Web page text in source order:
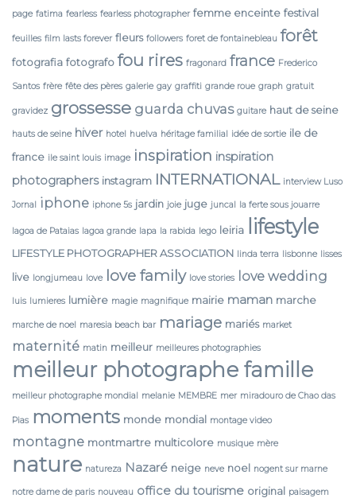
page fatima fearless fearless photographer femme enceinte festival
feuilles film lasts forever fleurs followers foret de fontainebleau forêt
fotografia fotografo fou rires fragonard france Frederico
Santos frère fête des pères galerie gay graffiti grande roue graph gratuit
gravidez grossesse guarda chuvas guitare haut de seine
hauts de seine hiver hotel huelva héritage familial idée de sortie ile de
france ile saint louis image inspiration inspiration
photographers instagram INTERNATIONAL interview Luso
Jornal iphone iphone 5s jardin joie juge juncal la ferte sous jouarre
lagoa de Pataias lagoa grande lapa la rabida lego leiria lifestyle
LIFESTYLE PHOTOGRAPHER ASSOCIATION linda terra lisbonne lisses
live longjumeau love love family love stories love wedding
luis lumieres lumière magie magnifique mairie maman marche
marche de noel maresia beach bar mariage mariés market
maternité matin meilleur meilleures photographies
meilleur photographe famille
meilleur photographe mondial melanie MEMBRE mer miradouro de Chao das
Pias moments monde mondial montage video
montagne montmartre multicolore musique mère
nature natureza Nazaré neige neve noel nogent sur marne
notre dame de paris nouveau office du tourisme original paisagem